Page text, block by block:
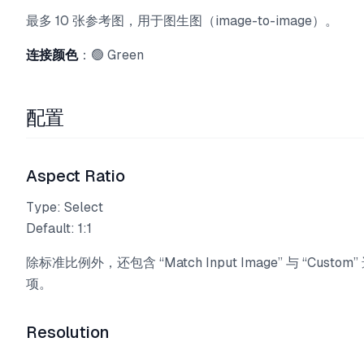
最多 10 张参考图，用于图生图（image-to-image）。
连接颜色：🟢 Green
配置
Aspect Ratio
Type: Select
Default: 1:1
除标准比例外，还包含 “Match Input Image” 与 “Custom”
项。
Resolution